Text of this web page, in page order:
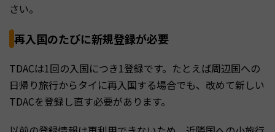
さい。
再入国のたびに新規登録が必要
TDACは1回の入国につき1登録です。たとえば周辺国への
日帰り旅行からタイに再入国する場合でも、改めて新しい
TDACを登録し直す必要があります。